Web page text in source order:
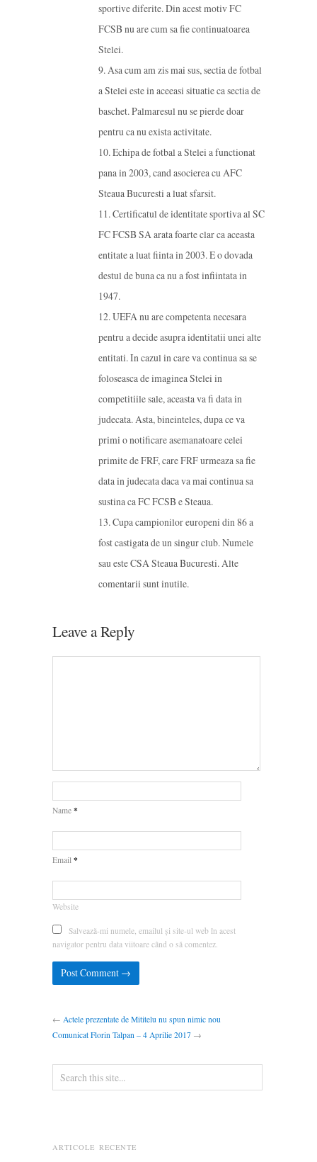
sportive diferite. Din acest motiv FC
FCSB nu are cum sa fie continuatoarea
Stelei.
9. Asa cum am zis mai sus, sectia de fotbal
a Stelei este in aceeasi situatie ca sectia de
baschet. Palmaresul nu se pierde doar
pentru ca nu exista activitate.
10. Echipa de fotbal a Stelei a functionat
pana in 2003, cand asocierea cu AFC
Steaua Bucuresti a luat sfarsit.
11. Certificatul de identitate sportiva al SC
FC FCSB SA arata foarte clar ca aceasta
entitate a luat fiinta in 2003. E o dovada
destul de buna ca nu a fost infiintata in
1947.
12. UEFA nu are competenta necesara
pentru a decide asupra identitatii unei alte
entitati. In cazul in care va continua sa se
foloseasca de imaginea Stelei in
competitiile sale, aceasta va fi data in
judecata. Asta, bineinteles, dupa ce va
primi o notificare asemanatoare celei
primite de FRF, care FRF urmeaza sa fie
data in judecata daca va mai continua sa
sustina ca FC FCSB e Steaua.
13. Cupa campionilor europeni din 86 a
fost castigata de un singur club. Numele
sau este CSA Steaua Bucuresti. Alte
comentarii sunt inutile.
Leave a Reply
Name *
Email *
Website
Salvează-mi numele, emailul și site-ul web în acest
navigator pentru data viitoare când o să comentez.
← Actele prezentate de Mititelu nu spun nimic nou
Comunicat Florin Talpan – 4 Aprilie 2017 →
ARTICOLE RECENTE